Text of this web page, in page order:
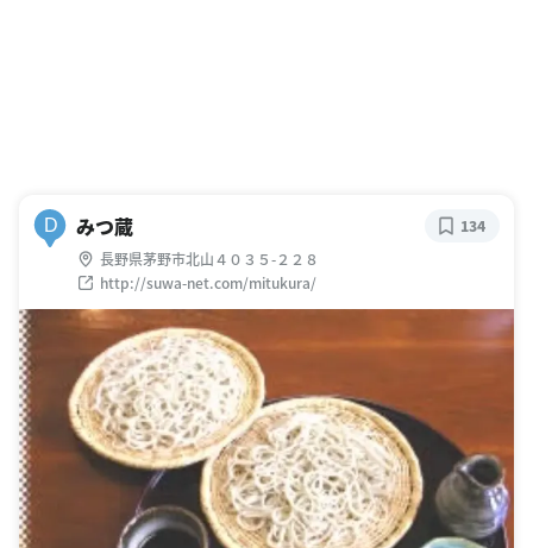
D みつ蔵
長野県茅野市北山４０３５-２２８
http://suwa-net.com/mitukura/
134